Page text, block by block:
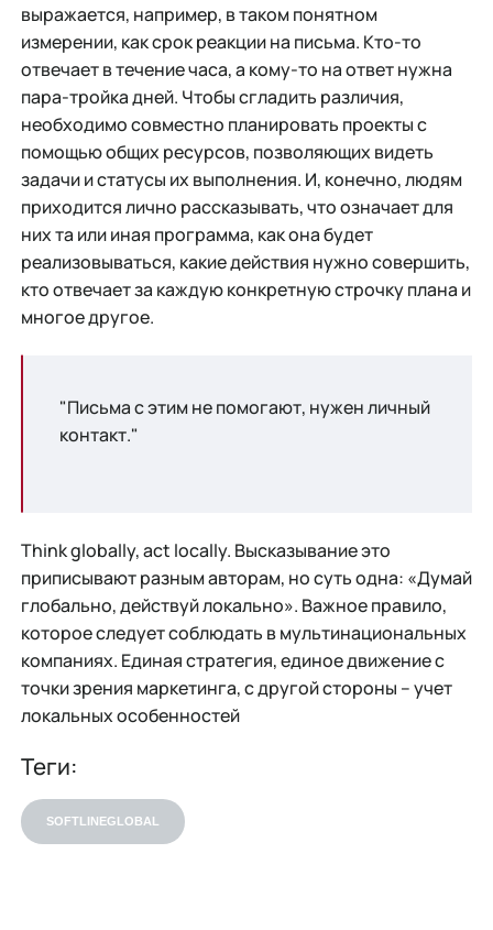
выражается, например, в таком понятном
измерении, как срок реакции на письма. Кто-то
отвечает в течение часа, а кому-то на ответ нужна
пара-тройка дней. Чтобы сгладить различия,
необходимо совместно планировать проекты с
помощью общих ресурсов, позволяющих видеть
задачи и статусы их выполнения. И, конечно, людям
приходится лично рассказывать, что означает для
них та или иная программа, как она будет
реализовываться, какие действия нужно совершить,
кто отвечает за каждую конкретную строчку плана и
многое другое.
"Письма с этим не помогают, нужен личный
контакт."
Think globally, act locally. Высказывание это
приписывают разным авторам, но суть одна: «Думай
глобально, действуй локально». Важное правило,
которое следует соблюдать в мультинациональных
компаниях. Единая стратегия, единое движение с
точки зрения маркетинга, с другой стороны – учет
локальных особенностей
Теги:
SOFTLINEGLOBAL